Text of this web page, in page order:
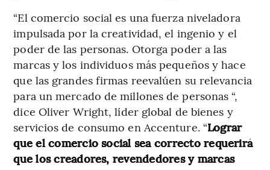
“El comercio social es una fuerza niveladora
impulsada por la creatividad, el ingenio y el
poder de las personas. Otorga poder a las
marcas y los individuos más pequeños y hace
que las grandes firmas reevalúen su relevancia
para un mercado de millones de personas “,
dice Oliver Wright, líder global de bienes y
servicios de consumo en Accenture. “Lograr
que el comercio social sea correcto requerirá
que los creadores, revendedores y marcas